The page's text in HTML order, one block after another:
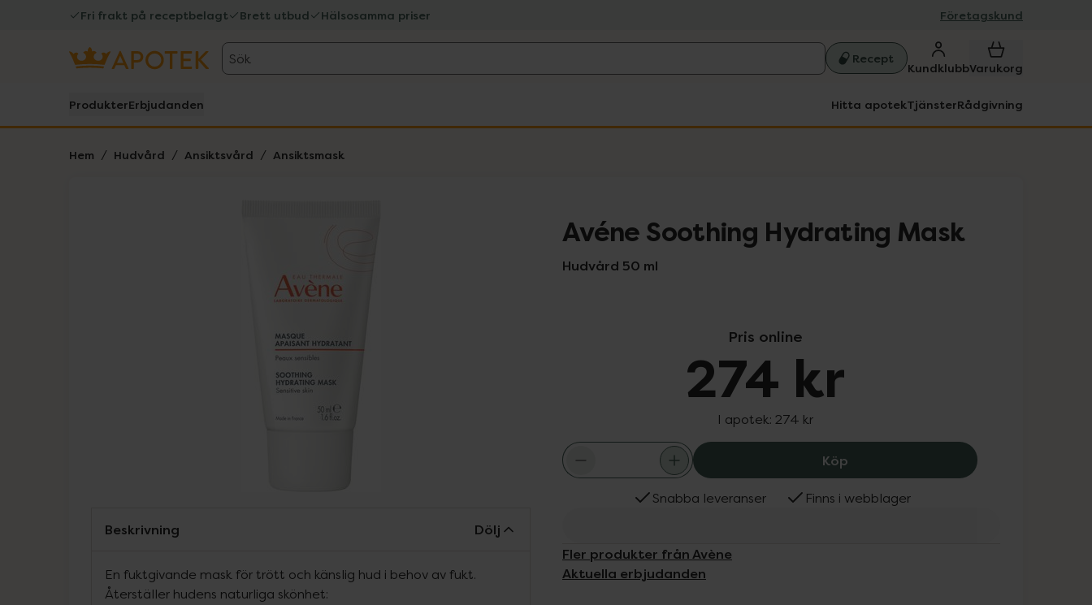
Fri frakt på receptbelagt Brett utbud Hälsosamma priser Företagskund
Sök Recept
KundklubbVarukorg
ProdukterErbjudanden Hitta apotekTjänsterRådgivning
Hem Hudvård Ansiktsvård Ansiktsmask
Avéne Soothing Hydrating Mask
Hudvård 50 ml
Pris online
274 kr
I apotek: 274 kr
Köp Avéne Soothing Hydrating Mask,
Snabba leveranser Finns i webblager
Fler produkter från Avène
Aktuella erbjudanden
Beskrivning Dölj
En fuktgivande mask för trött och känslig hud i behov av fukt.
Återställer hudens naturliga skönhet: